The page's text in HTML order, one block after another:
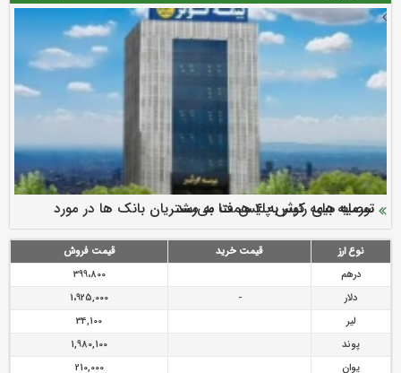
ارزش سهام عدالت بالا رفت
سرمایه بیمه کوثر به ۴ همت می‌رسد
نود ثانیه با فولاد سنگان
تقدیر دبیرکل سندیکای بیمه گران ایران از اقدامات مدیرعامل بیمه
رازی
توصیه های رئیس پلیس فتا به مشتریان بانک ها در مورد
پیشگیری از سرقت های مجازی
نوع ارز قیمت خرید
قیمت فروش
درهم
399،800
دلار
-
1،925,000
لیر
34,100
پوند
1,980,100
یوان
210,000